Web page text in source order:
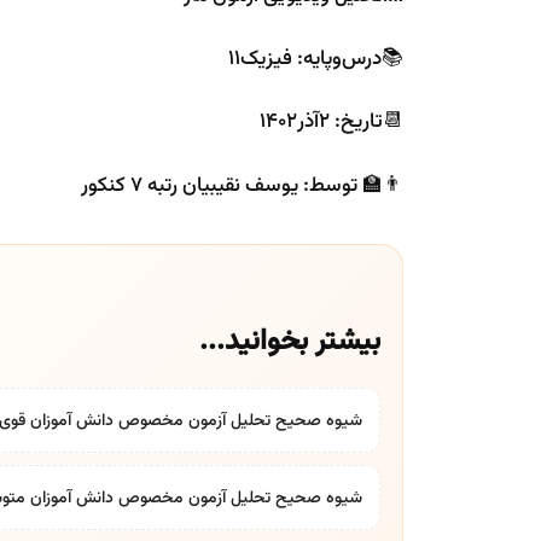
📚درس‌و‌پایه: فیزیک۱۱
📆تاریخ: ۲آذر۱۴۰۲
👨‍🏫 توسط: یوسف نقیبیان رتبه ۷ کنکور
بیشتر بخوانید...
شیوه صحیح تحلیل آزمون مخصوص دانش آموزان قوی
شیوه صحیح تحلیل آزمون مخصوص دانش آموزان